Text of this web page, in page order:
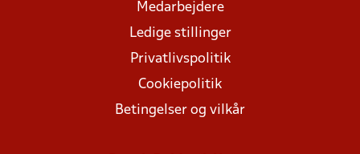
Medarbejdere
Ledige stillinger
Privatlivspolitik
Cookiepolitik
Betingelser og vilkår